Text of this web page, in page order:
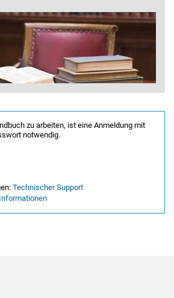
zu arbeiten, ist eine Anmeldung mit
notwendig.
Technischer Support
Informationen